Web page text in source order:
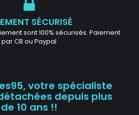
SÉCURISÉ
sont 100% sécurisés. Paiement
par CB ou Paypal
votre spécialiste
depuis plus
de 10 ans !!